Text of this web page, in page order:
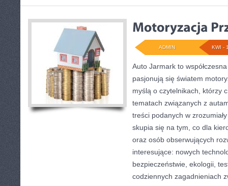
KWI -
ADMIN
Auto Jarmark to
pasjonują się światem
myślą o czytelnikach, którzy
tematach związanych z
treści podanych w
skupia się na tym, co dla
oraz osób obserwujących
interesujące: nowych
bezpieczeństwie, ekologii,
codziennych zagadnieniach